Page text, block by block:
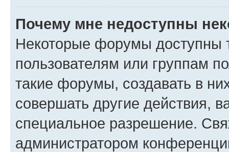
Почему мне недоступны
Некоторые форумы доступны
пользователям или группам
такие форумы, создавать в
совершать другие действия,
специальное разрешение.
администратором